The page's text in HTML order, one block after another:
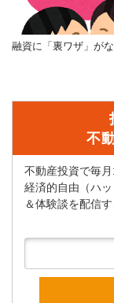
融資に「裏ワザ」が
不
不動産投資で毎
経済的自由（ハ
＆体験談を配信